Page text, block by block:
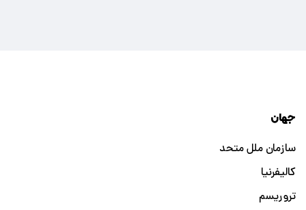
جهان
سازمان ملل متحد
کالیفرنیا
تروریسم